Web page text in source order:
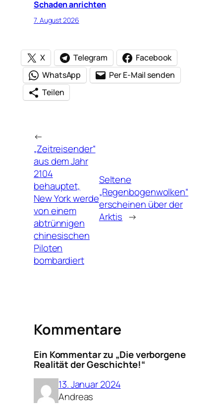
Schaden anrichten
7. August 2026
X Telegram
Facebook
WhatsApp
Per E-Mail senden
Teilen
←
„Zeitreisender“
aus dem Jahr
2104
behauptet,
New York werde
von einem
abtrünnigen
chinesischen
Piloten
bombardiert
Seltene
„Regenbogenwolken“
erscheinen über der
Arktis →
Kommentare
Ein Kommentar zu „Die verborgene
Realität der Geschichte!“
13. Januar 2024
Andreas